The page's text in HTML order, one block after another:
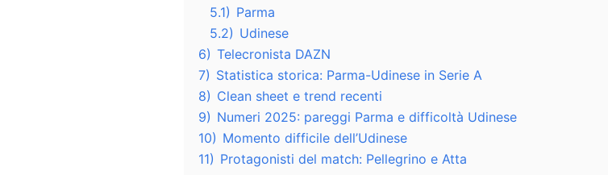
5.1) Parma
5.2) Udinese
6) Telecronista DAZN
7) Statistica storica: Parma-Udinese in Serie A
8) Clean sheet e trend recenti
9) Numeri 2025: pareggi Parma e difficoltà Udinese
10) Momento difficile dell’Udinese
11) Protagonisti del match: Pellegrino e Atta